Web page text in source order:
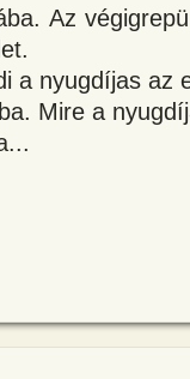
Az
a nyugdíjas az
Mire a